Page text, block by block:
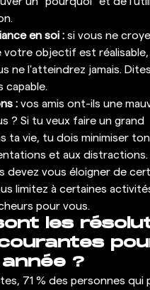
en soi : si vous ne
votre objectif est réalisable,
ne l'atteindrez jamais.
capable.
: vos amis ont-ils une
? Si tu veux faire un grand
ta vie, tu dois minimiser ton
et aux distractions.
devez vous éloigner de
limitez à certaines
pour vous.
les
?
71 % des personnes qui